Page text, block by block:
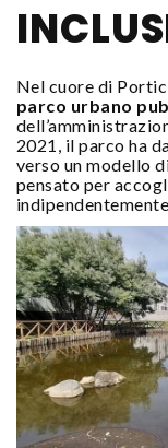
Nel cuore di
parco urbano
2021, il parco ha
verso un modello
pensato per